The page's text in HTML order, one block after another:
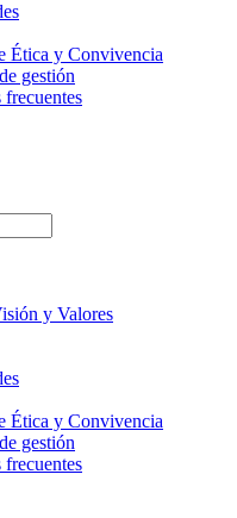
Ética y Convivencia
gestión
frecuentes
y Valores
Ética y Convivencia
gestión
frecuentes